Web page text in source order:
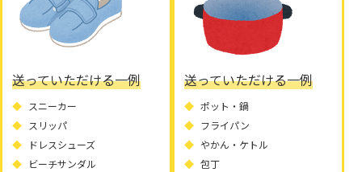
送っていただける一例
スニーカー
スリッパ
ドレスシューズ
ビーチサンダル
送っていただける一例
ポット・鍋
フライパン
やかん・ケトル
包丁